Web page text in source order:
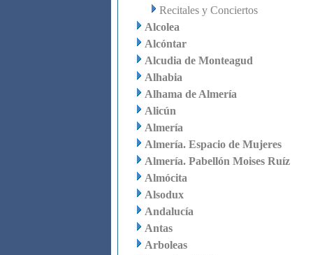
Recitales y Conciertos
Alcolea
Alcóntar
Alcudia de Monteagud
Alhabia
Alhama de Almería
Alicún
Almería
Almería. Espacio de Mujeres
Almería. Pabellón Moises Ruíz
Almócita
Alsodux
Andalucía
Antas
Arboleas